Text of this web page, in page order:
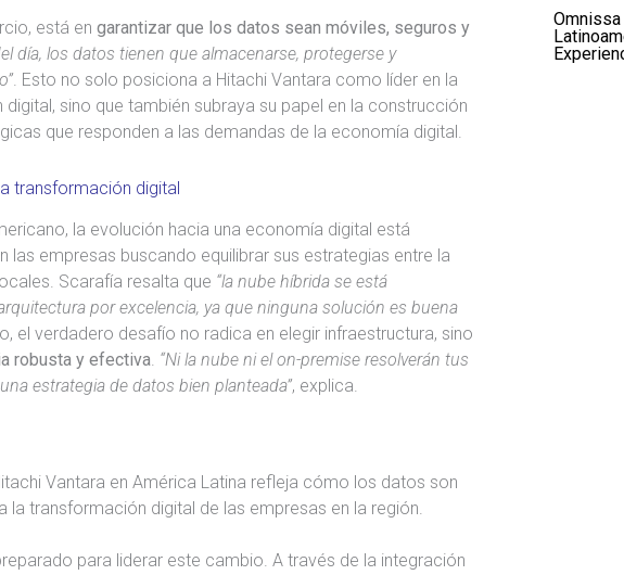
está en garantizar que los datos sean móviles, seguros y
día, los datos tienen que almacenarse, protegerse y
. Esto no solo posiciona a Hitachi Vantara como líder en la
sino que también subraya su papel en la construcción
que responden a las demandas de la economía digital.
transformación digital
la evolución hacia una economía digital está
las empresas buscando equilibrar sus estrategias entre la
Scarafía resalta que “la nube híbrida se está
por excelencia, ya que ninguna solución es buena
el verdadero desafío no radica en elegir infraestructura, sino
robusta y efectiva. “Ni la nube ni el on-premise resolverán tus
estrategia de datos bien planteada”, explica.
Vantara en América Latina refleja cómo los datos son
la transformación digital de las empresas en la región.
para liderar este cambio. A través de la integración